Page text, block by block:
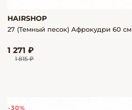
HAIRSHOP
27 (Темный песок) Афрокудри 60 см
1 271 ₽
1 815 ₽
-30%